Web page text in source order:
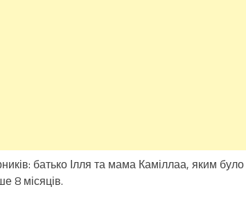
батько Ілля та мама Каміллаа, яким
8 місяців.